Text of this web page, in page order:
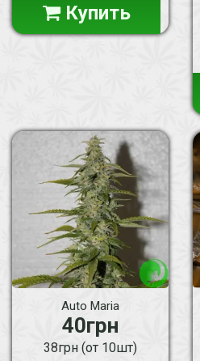
Купить
Auto Maria
40грн
38грн (от 10шт)